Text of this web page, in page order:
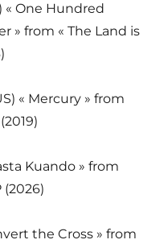
« One Hundred
» from « The Land is
« Mercury » from
Kuando » from
(2026)
the Cross » from